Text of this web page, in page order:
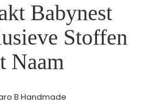
Babynest
Stoffen
Naam
B Handmade